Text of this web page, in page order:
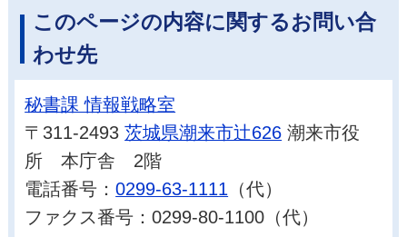
このページの内容に関するお問い合
わせ先
秘書課 情報戦略室
〒311-2493茨城県潮来市辻626 潮来市役
所 本庁舎 2階
電話番号：0299-63-1111 （代）
ファクス番号：0299-80-1100（代）